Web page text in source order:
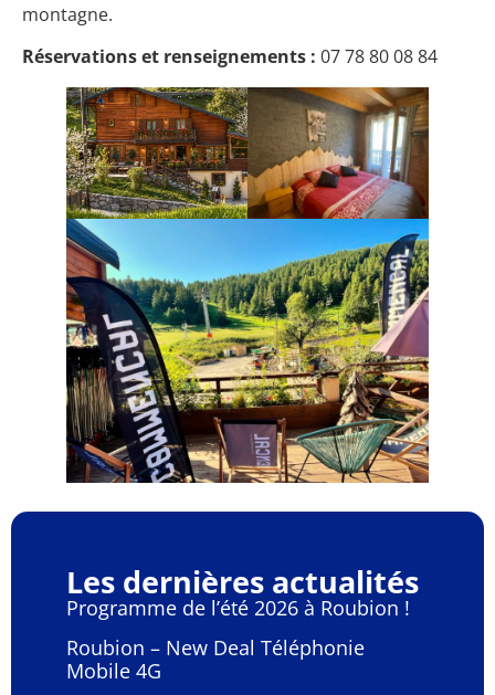
montagne.
Réservations et renseignements : 07 78 80 08 84
Les dernières actualités
Programme de l’été 2026 à Roubion !
Roubion – New Deal Téléphonie
Mobile 4G